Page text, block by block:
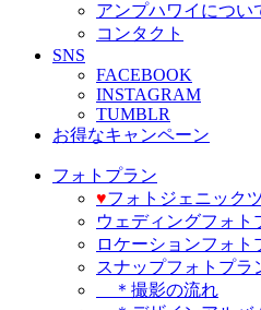
アンプハワイについ
コンタクト
SNS
FACEBOOK
INSTAGRAM
TUMBLR
お得なキャンペーン
フォトプラン
♥️フォトジェニック
ウェディングフォト
ロケーションフォト
スナップフォトプラ
＊撮影の流れ